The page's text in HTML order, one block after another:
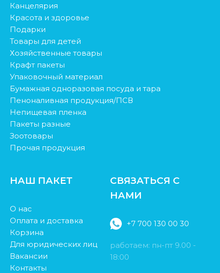
Канцелярия
Красота и здоровье
Подарки
Товары для детей
Хозяйственные товары
Крафт пакеты
Упаковочный материал
Бумажная одноразовая посуда и тара
Пеноналивная продукция/ПСВ
Непищевая пленка
Пакеты разные
Зоотовары
Прочая продукция
НАШ ПАКЕТ
О нас
Оплата и доставка
Корзина
Для юридических лиц
Вакансии
Контакты
СВЯЗАТЬСЯ С
НАМИ
+7 700 130 00 30
работаем: пн-пт 9.00 -
18:00